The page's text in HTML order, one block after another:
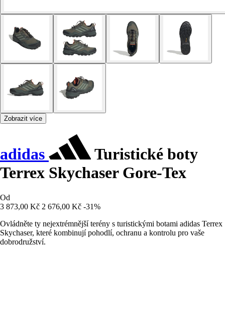
Zobrazit více
adidas
Turistické boty
Terrex Skychaser Gore-Tex
Od
3 873,00 Kč 2 676,00 Kč -31%
Ovládněte ty nejextrémnější terény s turistickými botami adidas Terrex
Skychaser, které kombinují pohodlí, ochranu a kontrolu pro vaše
dobrodružství.